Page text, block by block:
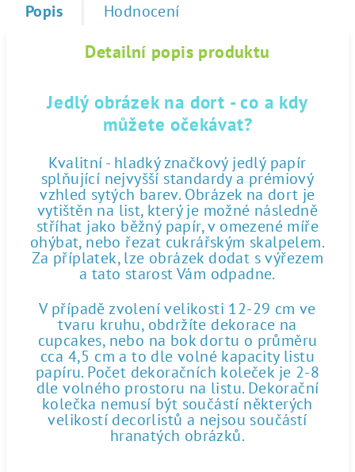
Popis Hodnocení
Detailní popis produktu
Jedlý obrázek na dort - co a kdy
můžete očekávat?
Kvalitní - hladký značkový jedlý papír
splňující nejvyšší standardy a prémiový
vzhled sytých barev. Obrázek na dort je
vytištěn na list, který je možné následně
stříhat jako běžný papír, v omezené míře
ohýbat, nebo řezat cukrářským skalpelem.
Za příplatek, lze obrázek dodat s výřezem
a tato starost Vám odpadne.
V případě zvolení velikosti 12-29 cm ve
tvaru kruhu, obdržíte dekorace na
cupcakes, nebo na bok dortu o průměru
cca 4,5 cm a to dle volné kapacity listu
papíru. Počet dekoračních koleček je 2-8
dle volného prostoru na listu. Dekorační
kolečka nemusí být součástí některých
velikostí decorlistů a nejsou součástí
hranatých obrázků.